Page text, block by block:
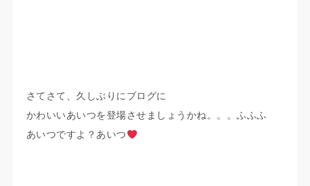
さてさて、久しぶりにブログに
かわいいあいつを登場させましょうかね。。。ふふふ
あいつですよ？あいつ